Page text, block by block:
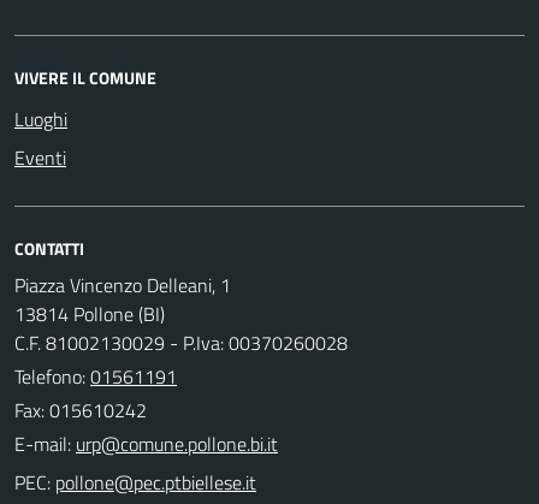
VIVERE IL COMUNE
Luoghi
Eventi
CONTATTI
Piazza Vincenzo Delleani, 1
13814 Pollone (BI)
C.F. 81002130029 - P.Iva: 00370260028
Telefono:01561191
Fax: 015610242
E-mail:
PEC: